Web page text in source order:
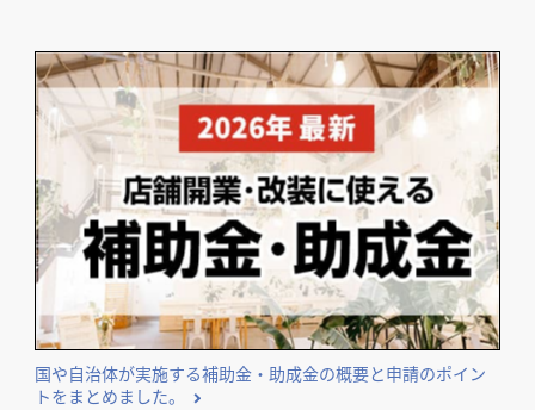
国や自治体が実施する補助金・助成金の概要と申請のポイン
トをまとめました。